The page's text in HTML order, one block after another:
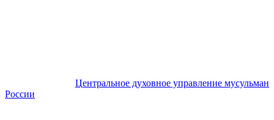
Центральное духовное управление мусульман
России